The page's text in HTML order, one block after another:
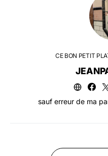
CE BON PETIT
sauf erreur de ma